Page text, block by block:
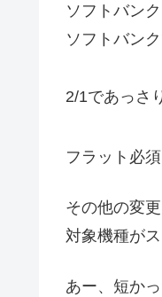
ソフトバン
ソフトバン
2/1であっさ
フラット必
その他の変更
対象機種が
あー、短か